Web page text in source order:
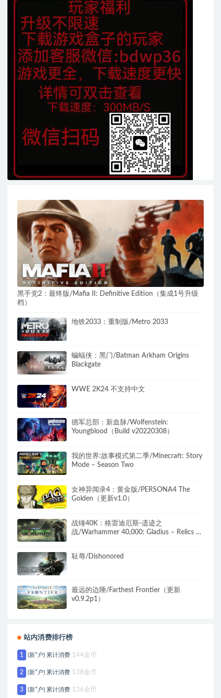
黑手党2：最终版/Mafia II: Definitive Edition（集成1号升级
档）
地铁2033：重制版/Metro 2033
蝙蝠侠：黑门/Batman Arkham Origins
Blackgate
WWE 2K24 不支持中文
德军总部：新血脉/Wolfenstein:
Youngblood（Build v20220308）
我的世界:故事模式第二季/Minecraft: Story
Mode – Season Two
女神异闻录4：黄金版/PERSONA4 The
Golden（更新v1.0）
战锤40K：格雷迪厄斯-遗迹之
战/Warhammer 40,000: Gladius – Relics of
耻辱/Dishonored
最远的边陲/Farthest Frontier（更新
v0.9.2p1）
站内消费排行榜
1 (新*户) 累计消费 144金币
2 (新*户) 累计消费 138金币
3 (新*户) 累计消费 136金币